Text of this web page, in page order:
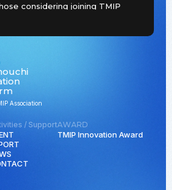
considering joining TMIP
Association
/ SupportAWARD
TMIP Innovation Award